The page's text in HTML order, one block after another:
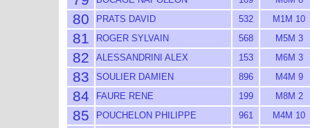
80 PRATS DAVID 532 M1M 10
81 ROGER SYLVAIN 568 M5M 3
82 ALESSANDRINI ALEX 153 M6M 3
83 SOULIER DAMIEN 896 M4M 9
84 FAURE RENE 199 M8M 2
85 POUCHELON PHILIPPE 961 M4M 10